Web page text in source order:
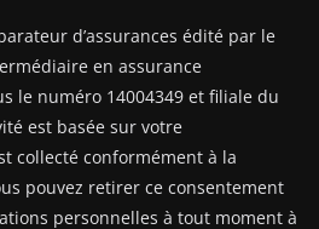
d’assurances édité par le
en assurance
le numéro 14004349 et filiale du
est basée sur votre
collecté conformément à la
pouvez retirer ce consentement
personnelles à tout moment à